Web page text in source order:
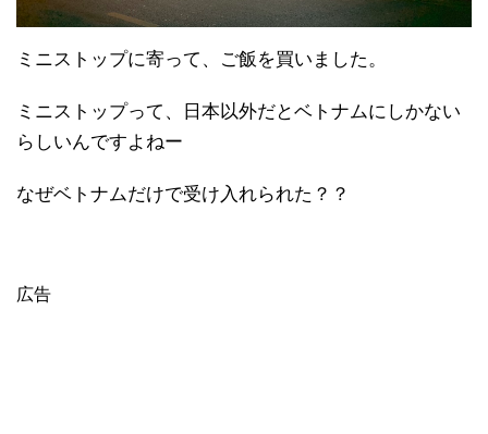
ミニストップに寄って、ご飯を買いました。
ミニストップって、日本以外だとベトナムにしかない
らしいんですよねー
なぜベトナムだけで受け入れられた？？
広告